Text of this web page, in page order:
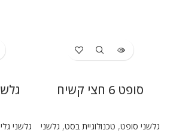
סופט 6 חצי קשיח
גלשני סופט, טכנולוגיית בסט, גלשני
גלשני